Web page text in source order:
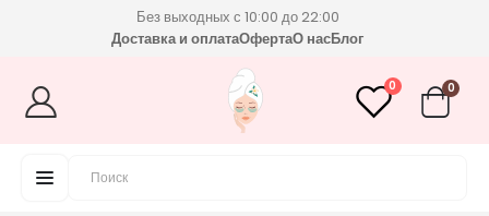
Без выходных с 10:00 до 22:00
Доставка и оплатаОфертаО насБлог
0 0